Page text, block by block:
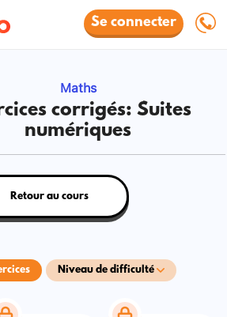
Se connecter
Maths
corrigés: Suites
numériques
Niveau de difficulté
Retour au cours